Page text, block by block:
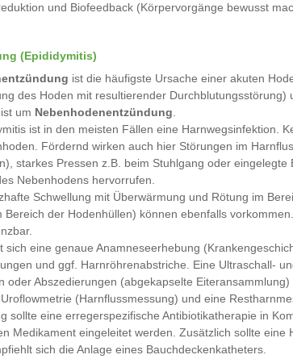
und Biofeedback (Körpervorgänge bewusst
(Epididymitis)
ist die häufigste Ursache einer akuten
des Hoden mit resultierender
um Nebenhodenentzündung
ist in den meisten Fällen eine Harnwegsinfektion.
Fördernd wirken auch hier Störungen im
starkes Pressen z.B. beim Stuhlgang oder
Nebenhodens hervorrufen.
Schwellung mit Überwärmung und Rötung im
Bereich der Hodenhüllen) können ebenfalls
sich eine genaue Anamneseerhebung
und ggf. Harnröhrenabstriche. Eine Ultraschall-
oder Abszedierungen (abgekapselte
(Harnflussmessung) und eine
sollte eine erregerspezifische Antibiotikatherapie in
Medikament eingeleitet werden. Zusätzlich sollte eine
sich die Anlage eines Bauchdeckenkatheters.